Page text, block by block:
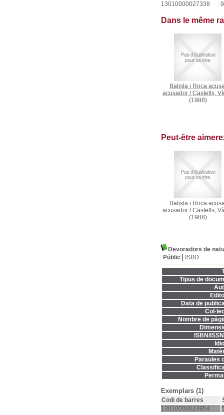
13010000027338
Dans le même
Batista i Roca
acusador /Castells,
(1988)
Peut-être
Batista i Roca
acusador /Castells,
(1988)
Devoradors de
Públic
ISBD
Tipus de
Data de
Nombre de
ISBN/
Paraules
Exemplars (1)
Codi de barres
13010000024954